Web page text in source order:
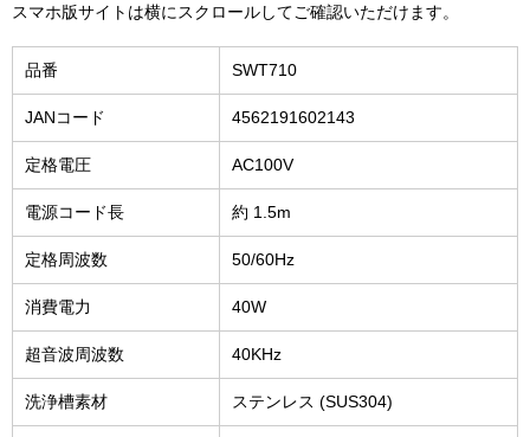
スマホ版サイトは横にスクロールしてご確認いただけます。
品番 SWT710
JANコード 4562191602143
定格電圧 AC100V
電源コード長 約 1.5m
定格周波数 50/60Hz
消費電力 40W
超音波周波数 40KHz
洗浄槽素材 ステンレス (SUS304)